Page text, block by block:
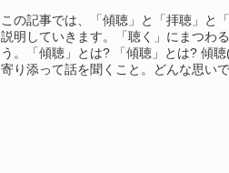
この記事では、「傾聴」と「拝聴」と
説明していきます。「聴く」にまつわ
う。「傾聴」とは? 「傾聴」とは? 傾
寄り添って話を聞くこと。どんな思い